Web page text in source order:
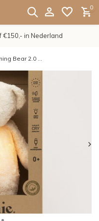
0
€150,- in Nederland
Bear 2.0 ...